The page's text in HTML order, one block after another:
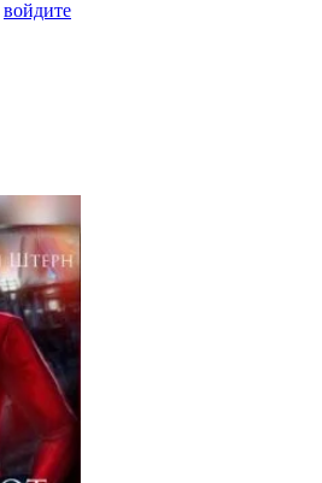
войдите